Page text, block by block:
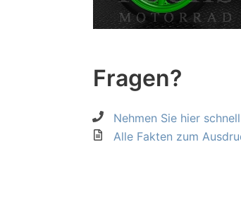
Fragen?
Nehmen Sie hier
Alle Fakten zum